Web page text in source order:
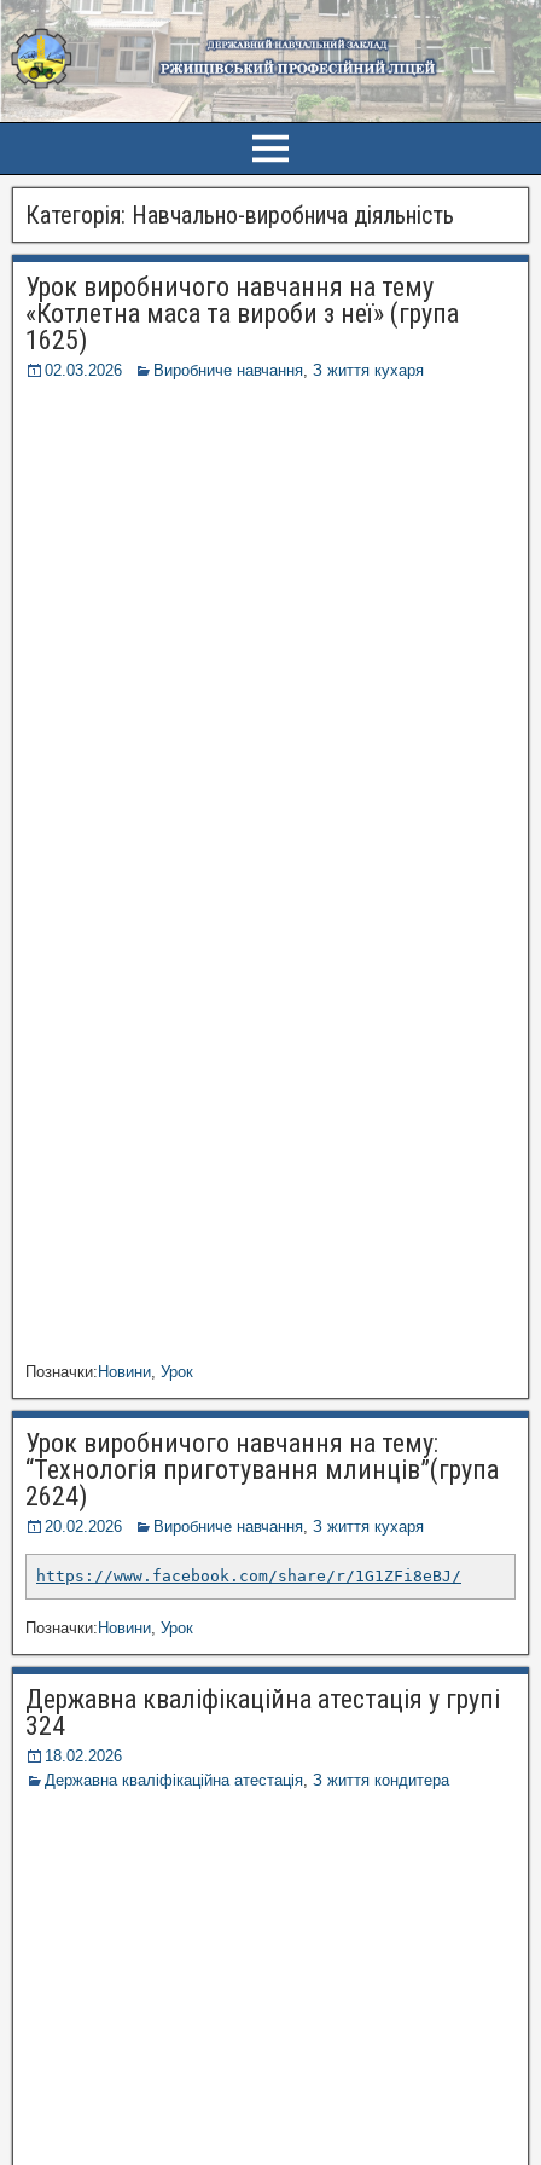
Категорія: Навчально-виробнича діяльність
Урок виробничого навчання на тему
«Котлетна маса та вироби з неї» (група
1625)
02.03.2026 Виробниче навчання З життя кухаря
Позначки:Новини Урок
Урок виробничого навчання на тему:
“Технологія приготування млинців”(група
2624)
20.02.2026 Виробниче навчання З життя кухаря
https://www.facebook.com/share/r/1G1ZFi8eBJ/
Позначки:Новини Урок
Державна кваліфікаційна атестація у групі
324
18.02.2026
Державна кваліфікаційна атестація З життя кондитера